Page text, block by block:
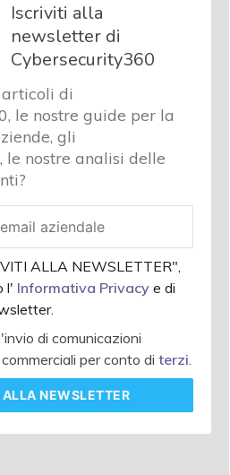
Iscriviti alla
newsletter di
Cybersecurity360
di
le nostre guide per la
gli
nostre analisi delle
ALLA NEWSLETTER",
l' Informativa Privacy e di
di comunicazioni
per conto di terzi.
ALLA NEWSLETTER